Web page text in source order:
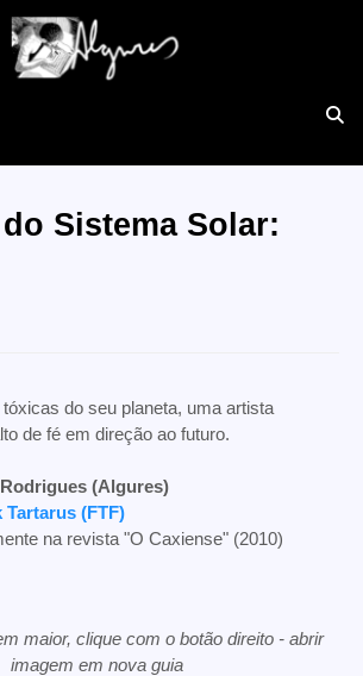
Sistema Solar:
do seu planeta, uma artista
de fé em direção ao futuro.
(Algures)
Tartarus (FTF)
na revista "O Caxiense" (2010)
maior, clique com o botão direito - abrir
imagem em nova guia